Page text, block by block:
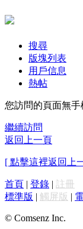
搜尋
版塊列表
用戶信息
熱帖
您訪問的頁面無
繼續訪問
返回上一頁
[ 點擊這裡返回上
首頁 | 登錄 | 註冊
標準版 | 觸屏版 |
© Comsenz Inc.